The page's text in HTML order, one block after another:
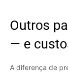
Outros
— e
A diferença de